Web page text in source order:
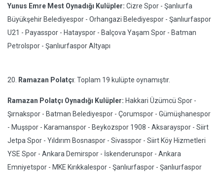
Yunus Emre Mest Oynadığı Kulüpler: Cizre Spor - Şanlıurfa
Büyükşehir Belediyespor - Orhangazi Belediyespor - Şanlıurfaspor
U21 - Payasspor - Hatayspor - Balçova Yaşam Spor - Batman
Petrolspor - Şanlıurfaspor Altyapı
20. Ramazan Polatçı: Toplam 19 kulüpte oynamıştır.
Ramazan Polatçı Oynadığı Kulüpler: Hakkari Üzümcü Spor -
Şırnakspor - Batman Belediyespor - Çorumspor - Gümüşhanespor
- Muşspor - Karamanspor - Beykozspor 1908 - Aksarayspor - Siirt
Jetpa Spor - Yıldırım Bosnaspor - Sivasspor - Siirt Köy Hizmetleri
YSE Spor - Ankara Demirspor - İskenderunspor - Ankara
Emniyetspor - MKE Kırıkkalespor - Şanlıurfaspor - Şanlıurfaspor